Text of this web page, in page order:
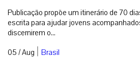
Publicação propõe um itinerário de 70
escrita para ajudar jovens
discernirem o...
05 / Aug | Brasil